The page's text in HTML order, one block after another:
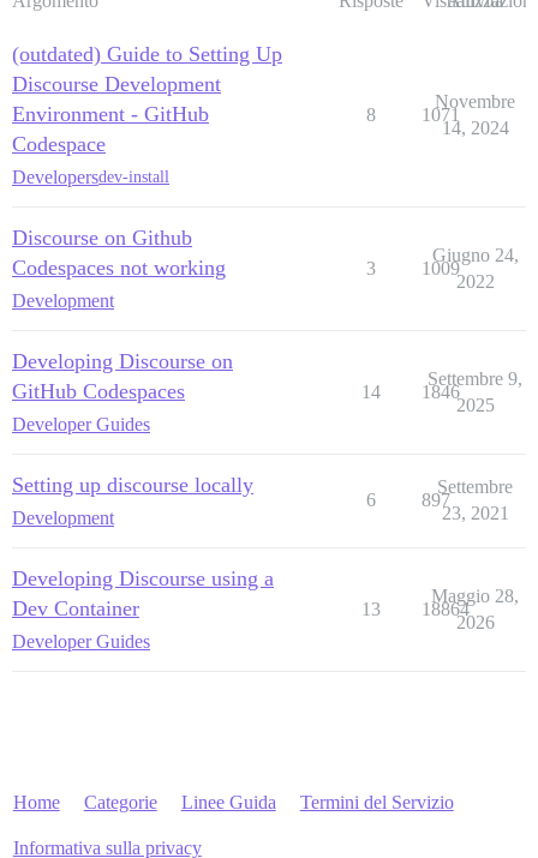
(outdated) Guide to Setting Up
Discourse Development
Environment - GitHub
Codespace
Developersdev-install
8 1071
Novembre
14, 2024
Discourse on Github
Codespaces not working
Development
3 1009
Giugno 24,
2022
Developing Discourse on
GitHub Codespaces
Developer Guides
14 1846
Settembre 9,
2025
Setting up discourse locally
Development
6 897
Settembre
23, 2021
Developing Discourse using a
Dev Container
Developer Guides
13 18864
Maggio 28,
2026
Home Categorie Linee Guida Termini del Servizio
Informativa sulla privacy